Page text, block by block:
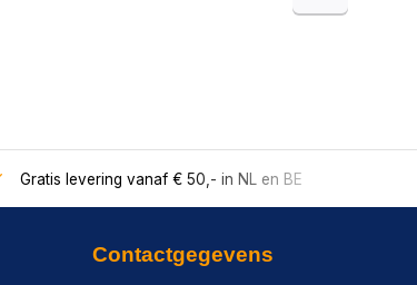
Gratis levering vanaf € 50,- in NL en BE
Contactgegevens